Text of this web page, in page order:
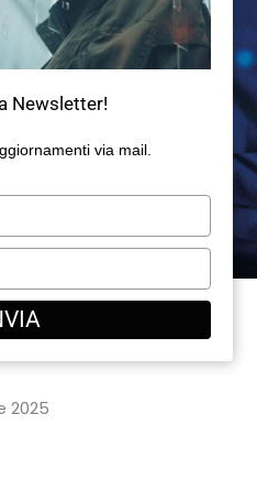
2025
Newsletter!
via mail.